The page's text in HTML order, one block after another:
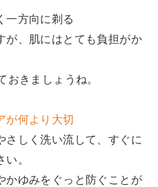
一方向に剃る
が、肌にはとても負担がか
おきましょうね。
が何より大切
さしく洗い流して、すぐに
。
かゆみをぐっと防ぐことが